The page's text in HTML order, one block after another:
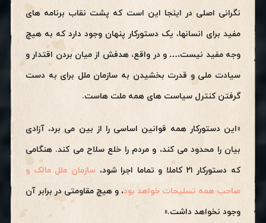
نگرانی اصلی در اینجا این است که پشت نقاب برنامه های
مفید برای انسانها، یک دستورکار پنهان وجود دارد که به هیچ
وجه مفید نیست،… و در واقع، هدفش از میان بردن اقتدار و
سیادت ملی و قدرت بخشیدن به سازمان ملل برای به دست
گرفتن کنترل سیاست های همه ملت هاست.
«این دستورکار همه قوانین اساسی را از بین می برد، آزادی
بیان را محدود می کند، و مردم را خلع سلاح می کند. هنگامی
که دستورکار ۲۱ کاملا و تماما اجرا شود،
سازمان ملل مالک و
صاحب همه تسلیحات خواهد بود، و هیچ مقاومتی در برابر آن
وجود نخواهد داشت.»